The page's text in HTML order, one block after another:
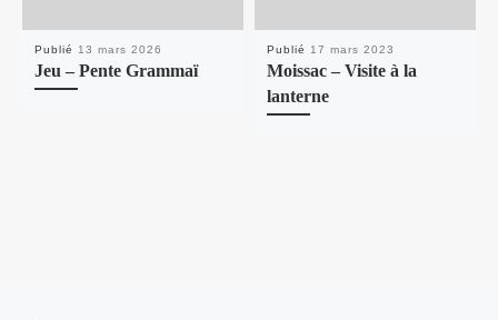
Publié 13 mars 2026
Jeu – Pente Grammaï
Publié 17 mars 2023
Moissac – Visite à la
lanterne